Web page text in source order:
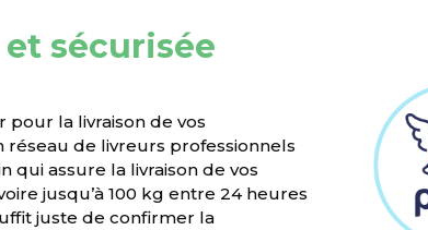
sécurisée
pour la livraison de vos
réseau de livreurs professionnels
qui assure la livraison de vos
jusqu’à 100 kg entre 24 heures
juste de confirmer la